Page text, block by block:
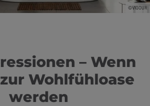
©VIGOUR
– Wenn
Wohlfühloase
werden